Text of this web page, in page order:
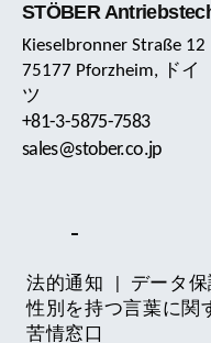
STÖBER
Kieselbronner Straße 12
75177 Pforzheim, ドイ
ツ
+81-3-5875-7583
sales@stober.co.jp
法的通知 データ保
性別を持つ言葉に関
苦情窓口